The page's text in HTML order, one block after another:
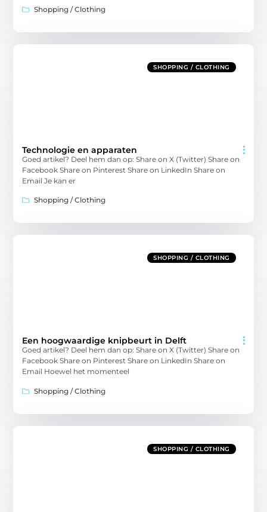
Shopping / Clothing
SHOPPING / CLOTHING
Technologie en apparaten
Goed artikel? Deel hem dan op: Share on X (Twitter) Share on
Facebook Share on Pinterest Share on LinkedIn Share on
Email Je kan er
Shopping / Clothing
SHOPPING / CLOTHING
Een hoogwaardige knipbeurt in Delft
Goed artikel? Deel hem dan op: Share on X (Twitter) Share on
Facebook Share on Pinterest Share on LinkedIn Share on
Email Hoewel het momenteel
Shopping / Clothing
SHOPPING / CLOTHING